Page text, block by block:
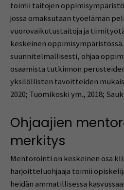
toimii taitojen
jossa omaksutaan työelämän
vuorovaikutustaitoja ja
keskeinen
suunnitelmallisesti, ohjaa
osaamista tutkinnon
yksilöllisten tavoitteiden
2020; Tuomikoski ym., 2018;
Ohjaajien
merkitys
Mentorointi on keskeinen osa
harjoitteluohjaaja toimii
heidän ammatillisessa